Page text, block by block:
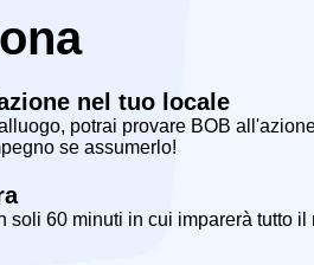
nel tuo locale
potrai provare BOB
se assumerlo!
soli 60 minuti in cui imparerà tutto il